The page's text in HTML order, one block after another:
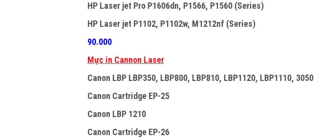
HP Laser jet Pro P1606dn, P1566, P1560 (Series)
HP Laser jet P1102, P1102w, M1212nf (Series)
90.000
Mực in Cannon Laser
Canon LBP LBP350, LBP800, LBP810, LBP1120, LBP1110, 3050
Canon Cartridge EP-25
Canon LBP 1210
Canon Cartridge EP-26